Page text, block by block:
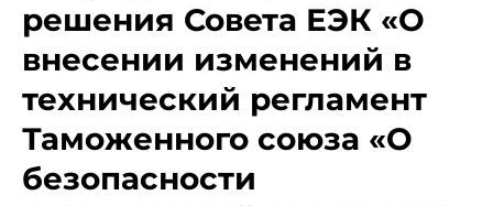
решения Совета ЕЭК «О
внесении изменений в
технический регламент
Таможенного союза «О
безопасности